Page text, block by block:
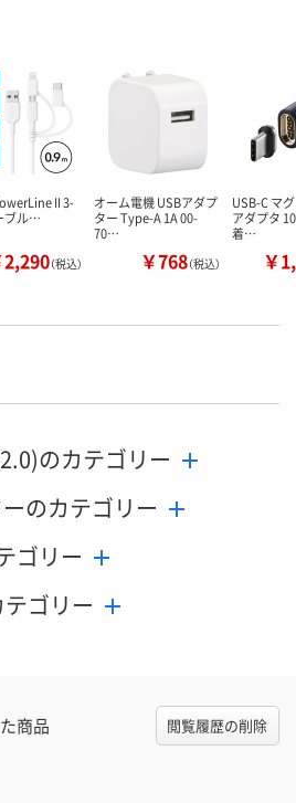
II 3-
ブル…
2,290（税込）
オーム電機 USBアダプ
ター Type-A 1A 00-
70…
￥768（税込）
USB-C マ
アダプタ
着…
￥
のカテゴリー
のカテゴリー
ゴリー
テゴリー
商品 閲覧履歴の削除